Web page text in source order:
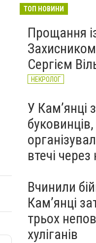
ТОП НОВИНИ
Прощання
Сергієм
НЕКРОЛОГ
У Кам’янці
буковинців,
втечі
Вчинили
Кам’янці
трьох
хуліганів